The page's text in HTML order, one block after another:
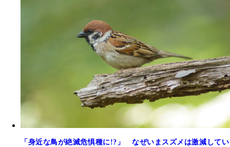
「身近な鳥が絶滅危惧種に!?」 なぜいまスズメは激減してい